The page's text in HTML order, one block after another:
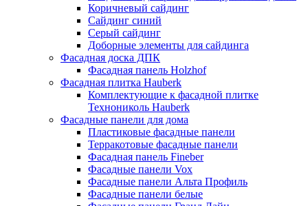
Коричневый сайдинг
Сайдинг синий
Серый сайдинг
Доборные элементы для сайдинга
Фасадная доска ДПК
Фасадная панель Holzhof
Фасадная плитка Hauberk
Комплектующие к фасадной плитке
Технониколь Hauberk
Фасадные панели для дома
Пластиковые фасадные панели
Терракотовые фасадные панели
Фасадная панель Fineber
Фасадные панели Vox
Фасадные панели Альта Профиль
Фасадные панели белые